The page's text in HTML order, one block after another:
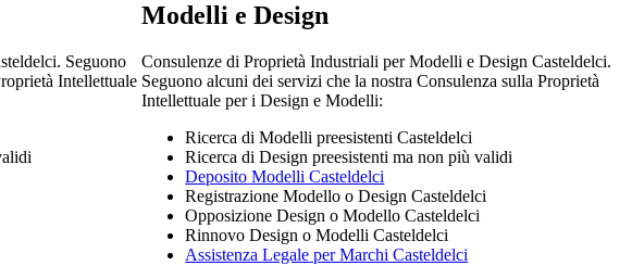
Seguono
Intellettuale
Modelli e Design
Consulenze di Proprietà Industriali per Modelli e Design Casteldelci.
Seguono alcuni dei servizi che la nostra Consulenza sulla Proprietà
Intellettuale per i Design e Modelli:
Ricerca di Modelli preesistenti Casteldelci
Ricerca di Design preesistenti ma non più validi
Deposito Modelli Casteldelci
Registrazione Modello o Design Casteldelci
Opposizione Design o Modello Casteldelci
Rinnovo Design o Modelli Casteldelci
Assistenza Legale per Marchi Casteldelci